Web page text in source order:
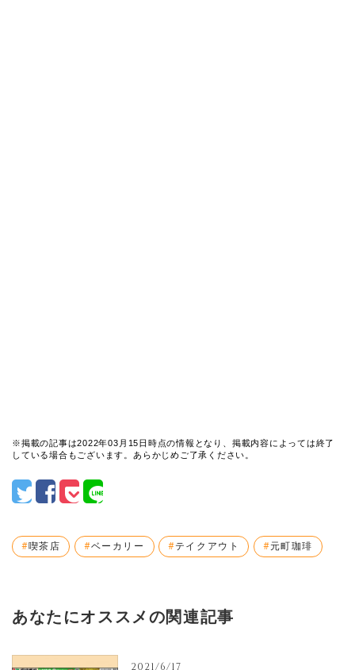
※掲載の記事は2022年03月15日時点の情報となり、掲載内容によっては終了
している場合もございます。あらかじめご了承ください。
喫茶店 ベーカリー テイクアウト 元町珈琲
あなたにオススメの関連記事
2021/6/17